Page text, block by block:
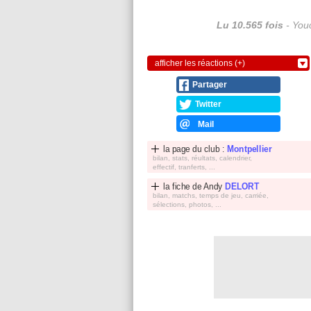
Lu 10.565 fois -
afficher les réactions (+)
Partager
Twitter
Mail
la page du club : Montpellier
bilan, stats, réultats, calendrier,
effectif, tranferts, ...
la fiche de Andy DELORT
bilan, matchs, temps de jeu, carriée,
sélections, photos, ...